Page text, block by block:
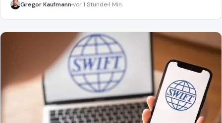
Gregor Kaufmannvor 1 Stunde1 Min.